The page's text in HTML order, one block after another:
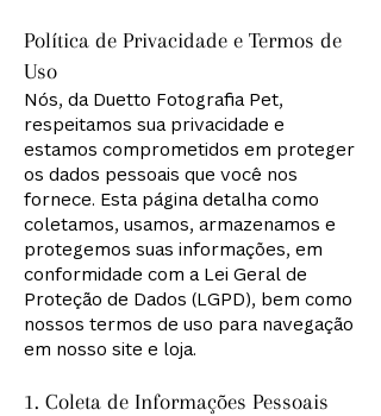
Política de Privacidade e Termos de
Uso
Nós, da Duetto Fotografia Pet,
respeitamos sua privacidade e
estamos comprometidos em proteger
os dados pessoais que você nos
fornece. Esta página detalha como
coletamos, usamos, armazenamos e
protegemos suas informações, em
conformidade com a Lei Geral de
Proteção de Dados (LGPD), bem como
nossos termos de uso para navegação
em nosso site e loja.
1. Coleta de Informações Pessoais